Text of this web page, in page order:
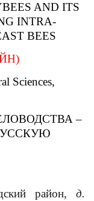
AND ITS
INTRA-
BEES
Sciences,
–
район, д.